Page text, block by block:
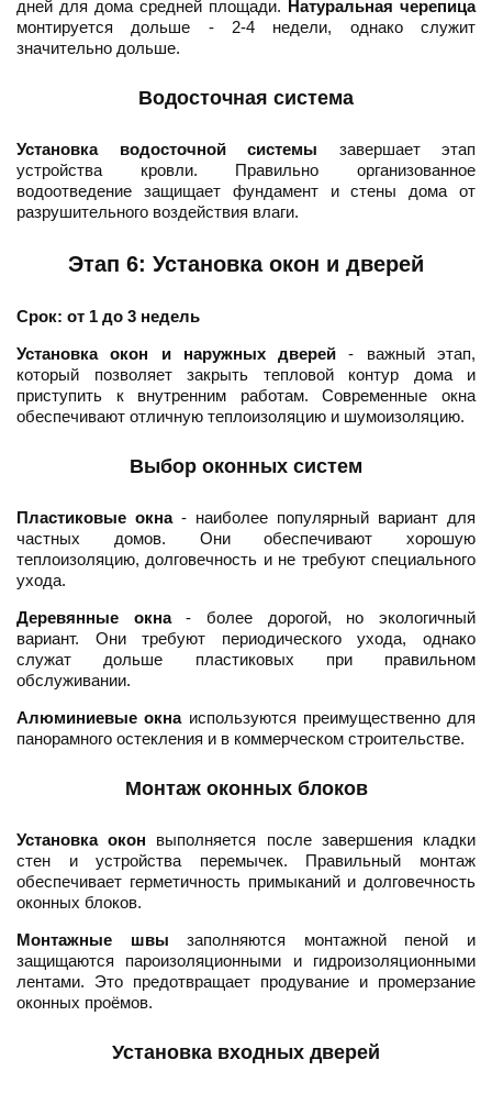
дней для дома средней площади. Натуральная черепица
монтируется дольше - 2-4 недели, однако служит
значительно дольше.
Водосточная система
Установка водосточной системы завершает этап
устройства кровли. Правильно организованное
водоотведение защищает фундамент и стены дома от
разрушительного воздействия влаги.
Этап 6: Установка окон и дверей
Срок: от 1 до 3 недель
Установка окон и наружных дверей - важный этап,
который позволяет закрыть тепловой контур дома и
приступить к внутренним работам. Современные окна
обеспечивают отличную теплоизоляцию и шумоизоляцию.
Выбор оконных систем
Пластиковые окна- наиболее популярный вариант для
частных домов. Они обеспечивают хорошую
теплоизоляцию, долговечность и не требуют специального
ухода.
Деревянные окна- более дорогой, но экологичный
вариант. Они требуют периодического ухода, однако
служат дольше пластиковых при правильном
обслуживании.
Алюминиевые окнаиспользуются преимущественно для
панорамного остекления и в коммерческом строительстве.
Монтаж оконных блоков
Установка окон выполняется после завершения кладки
стен и устройства перемычек. Правильный монтаж
обеспечивает герметичность примыканий и долговечность
оконных блоков.
Монтажные швы заполняются монтажной пеной и
защищаются пароизоляционными и гидроизоляционными
лентами. Это предотвращает продувание и промерзание
оконных проёмов.
Установка входных дверей